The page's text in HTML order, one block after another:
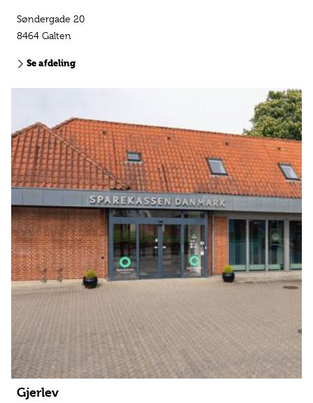
Søndergade 20
8464 Galten
Se afdeling
Gjerlev